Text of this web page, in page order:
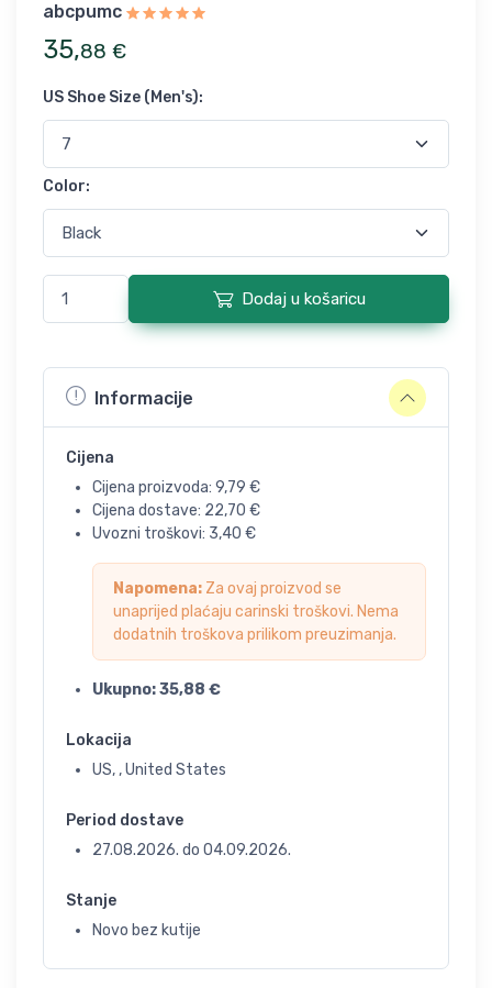
abcpumc
35,88 €
US Shoe Size (Men's):
Color:
Dodaj u košaricu
Informacije
Cijena
Cijena proizvoda: 9,79 €
Cijena dostave: 22,70 €
Uvozni troškovi: 3,40 €
Napomena: Za ovaj proizvod se
unaprijed plaćaju carinski troškovi. Nema
dodatnih troškova prilikom preuzimanja.
Ukupno:35,88 €
Lokacija
US, , United States
Period dostave
27.08.2026. do 04.09.2026.
Stanje
Novo bez kutije